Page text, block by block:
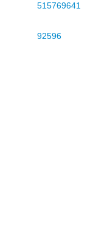
515769641
92596